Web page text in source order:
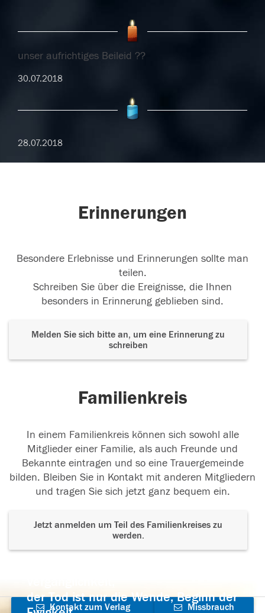
unser aufrichtiges Beileid ??
30.07.2018
28.07.2018
Erinnerungen
Besondere Erlebnisse und Erinnerungen sollte man
teilen.
Schreiben Sie über die Ereignisse, die Ihnen
besonders in Erinnerung geblieben sind.
Melden Sie sich bitte an, um eine Erinnerung zu
schreiben
Familienkreis
In einem Familienkreis können sich sowohl alle
Mitglieder einer Familie, als auch Freunde und
Bekannte eintragen und so eine Trauergemeinde
bilden. Bleiben Sie in Kontakt mit anderen Mitgliedern
und tragen Sie sich jetzt ganz bequem ein.
Jetzt anmelden um Teil des Familienkreises zu
werden.
der Tod ist nur die Wende, Beginn der
Kontakt zum Verlag Missbrauch